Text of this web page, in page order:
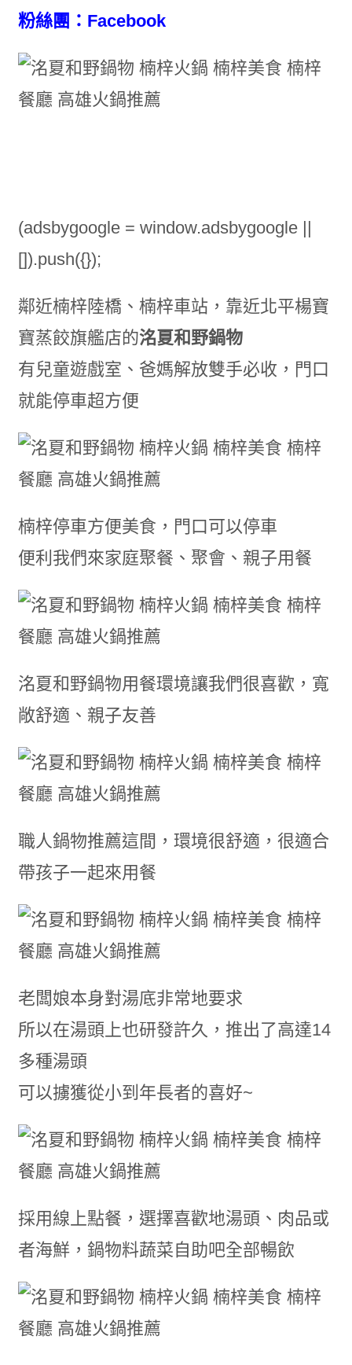
粉絲團： Facebook
(adsbygoogle = window.adsbygoogle ||
[]).push({});
鄰近楠梓陸橋、楠梓車站，靠近北平楊寶
寶蒸餃旗艦店的洺夏和野鍋物
有兒童遊戲室、爸媽解放雙手必收，門口
就能停車超方便
楠梓停車方便美食，門口可以停車
便利我們來家庭聚餐、聚會、親子用餐
洺夏和野鍋物用餐環境讓我們很喜歡，寬
敞舒適、親子友善
職人鍋物推薦這間，環境很舒適，很適合
帶孩子一起來用餐
老闆娘本身對湯底非常地要求
所以在湯頭上也研發許久，推出了高達14
多種湯頭
可以擄獲從小到年長者的喜好~
採用線上點餐，選擇喜歡地湯頭、肉品或
者海鮮，鍋物料蔬菜自助吧全部暢飲